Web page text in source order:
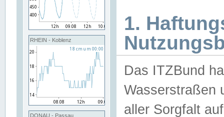
RHEIN - Koblenz
DONAU - Passau
1.
Das ITZBund
Wasserstraßen
aller Sorgfalt